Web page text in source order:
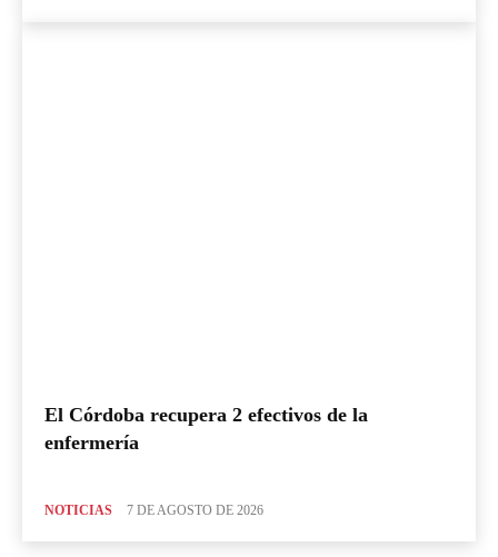
El Córdoba recupera 2 efectivos de la
enfermería
NOTICIAS 7 DE AGOSTO DE 2026